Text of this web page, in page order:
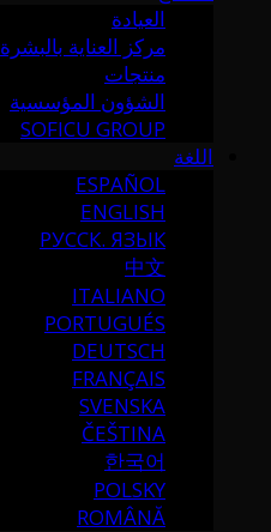
العيادة
مركز العناية بالبشرة
منتجات
الشؤون المؤسسية
SOFICU GROUP
اللغة
ESPAÑOL
ENGLISH
РУССК. ЯЗЫК
中文
ITALIANO
PORTUGUÉS
DEUTSCH
FRANÇAIS
SVENSKA
ČEŠTINA
한국어
POLSKY
ROMÂNĂ